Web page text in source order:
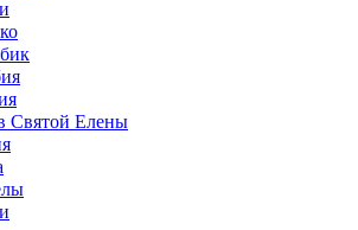
Святой Елены